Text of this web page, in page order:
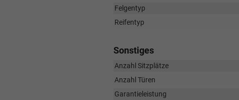
Felgentyp
Reifentyp
Sonstiges
Anzahl Sitzplätze
Anzahl Türen
Garantieleistung